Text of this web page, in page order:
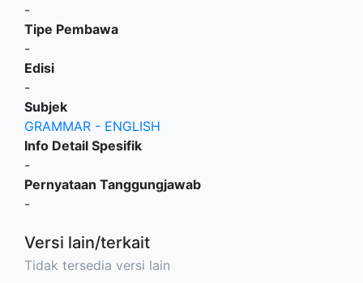
-
Tipe Pembawa
-
Edisi
-
Subjek
GRAMMAR - ENGLISH
Info Detail Spesifik
-
Pernyataan Tanggungjawab
-
Versi lain/terkait
Tidak tersedia versi lain